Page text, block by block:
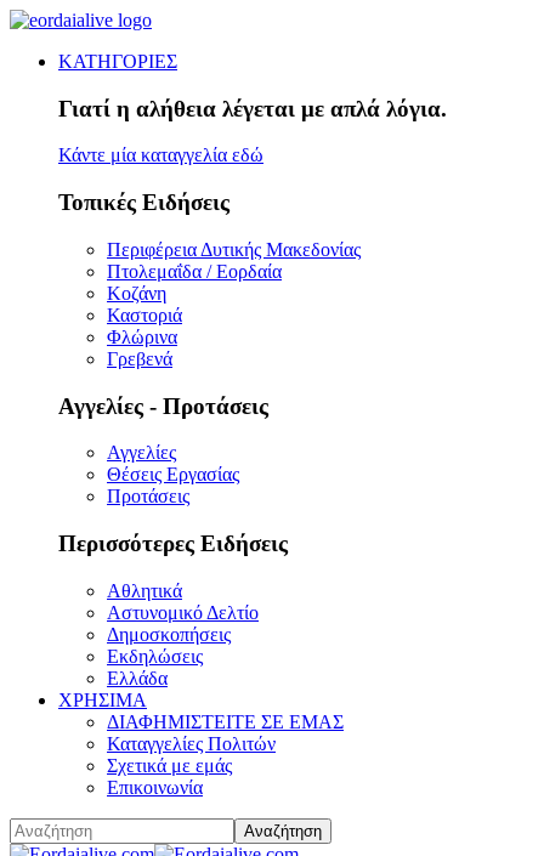
ΚΑΤΗΓΟΡΙΕΣ
Γιατί η αλήθεια λέγεται με απλά λόγια.
Κάντε μία καταγγελία εδώ
Τοπικές Ειδήσεις
Περιφέρεια Δυτικής Μακεδονίας
Πτολεμαΐδα / Εορδαία
Κοζάνη
Καστοριά
Φλώρινα
Γρεβενά
Αγγελίες - Προτάσεις
Αγγελίες
Θέσεις Εργασίας
Προτάσεις
Περισσότερες Ειδήσεις
Αθλητικά
Αστυνομικό Δελτίο
Δημοσκοπήσεις
Εκδηλώσεις
Ελλάδα
ΧΡΗΣΙΜΑ
ΔΙΑΦΗΜΙΣΤΕΙΤΕ ΣΕ ΕΜΑΣ
Καταγγελίες Πολιτών
Σχετικά με εμάς
Επικοινωνία